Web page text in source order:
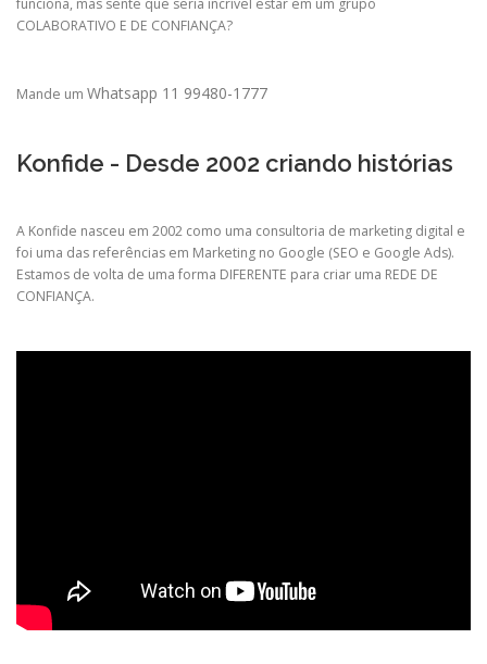
funciona, mas sente que seria incrível estar em um grupo
COLABORATIVO E DE CONFIANÇA?
Mande um Whatsapp 11 99480-1777
Konfide - Desde 2002 criando histórias
A Konfide nasceu em 2002 como uma consultoria de marketing digital e
foi uma das referências em Marketing no Google (SEO e Google Ads).
Estamos de volta de uma forma DIFERENTE para criar uma REDE DE
CONFIANÇA.